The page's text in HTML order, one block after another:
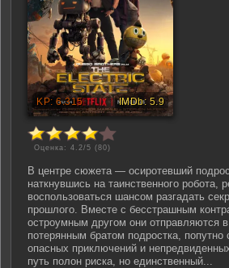
Оценка: 4.2/5 (80)
В центре сюжета — осиротевший
наткнувшись на таинственного робота,
воспользоваться шансом разгадать
прошлого. Вместе с бесстрашным
остроумным другом они отправляются
потерянным братом подростка, попутно
опасных приключений и
путь полон риска, но единственный...